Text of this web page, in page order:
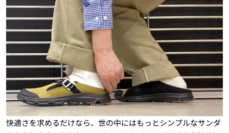
快適さを求めるだけなら、世の中にはもっとシンプルなサンダ